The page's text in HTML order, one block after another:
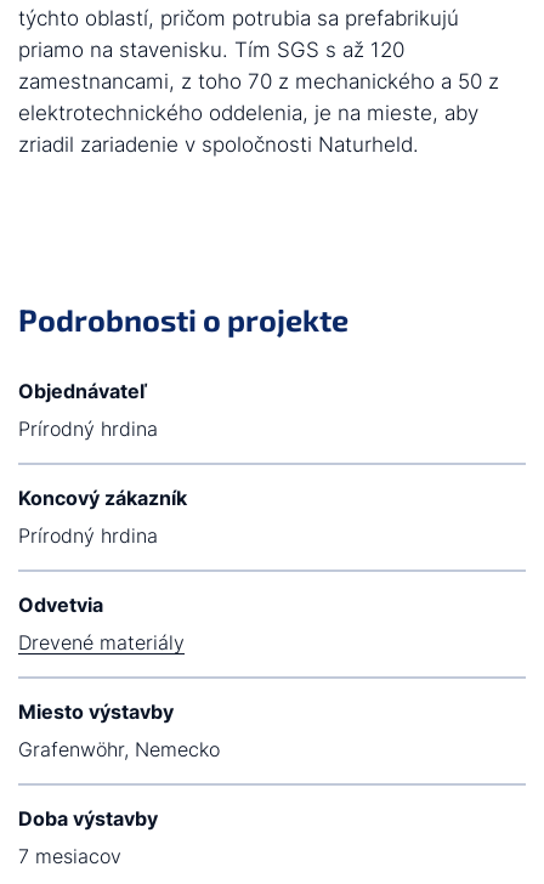
týchto oblastí, pričom potrubia sa prefabrikujú
priamo na stavenisku. Tím SGS s až 120
zamestnancami, z toho 70 z mechanického a 50 z
elektrotechnického oddelenia, je na mieste, aby
zriadil zariadenie v spoločnosti Naturheld.
Podrobnosti o projekte
Objednávateľ
Prírodný hrdina
Koncový zákazník
Prírodný hrdina
Odvetvia
Drevené materiály
Miesto výstavby
Grafenwöhr, Nemecko
Doba výstavby
7 mesiacov